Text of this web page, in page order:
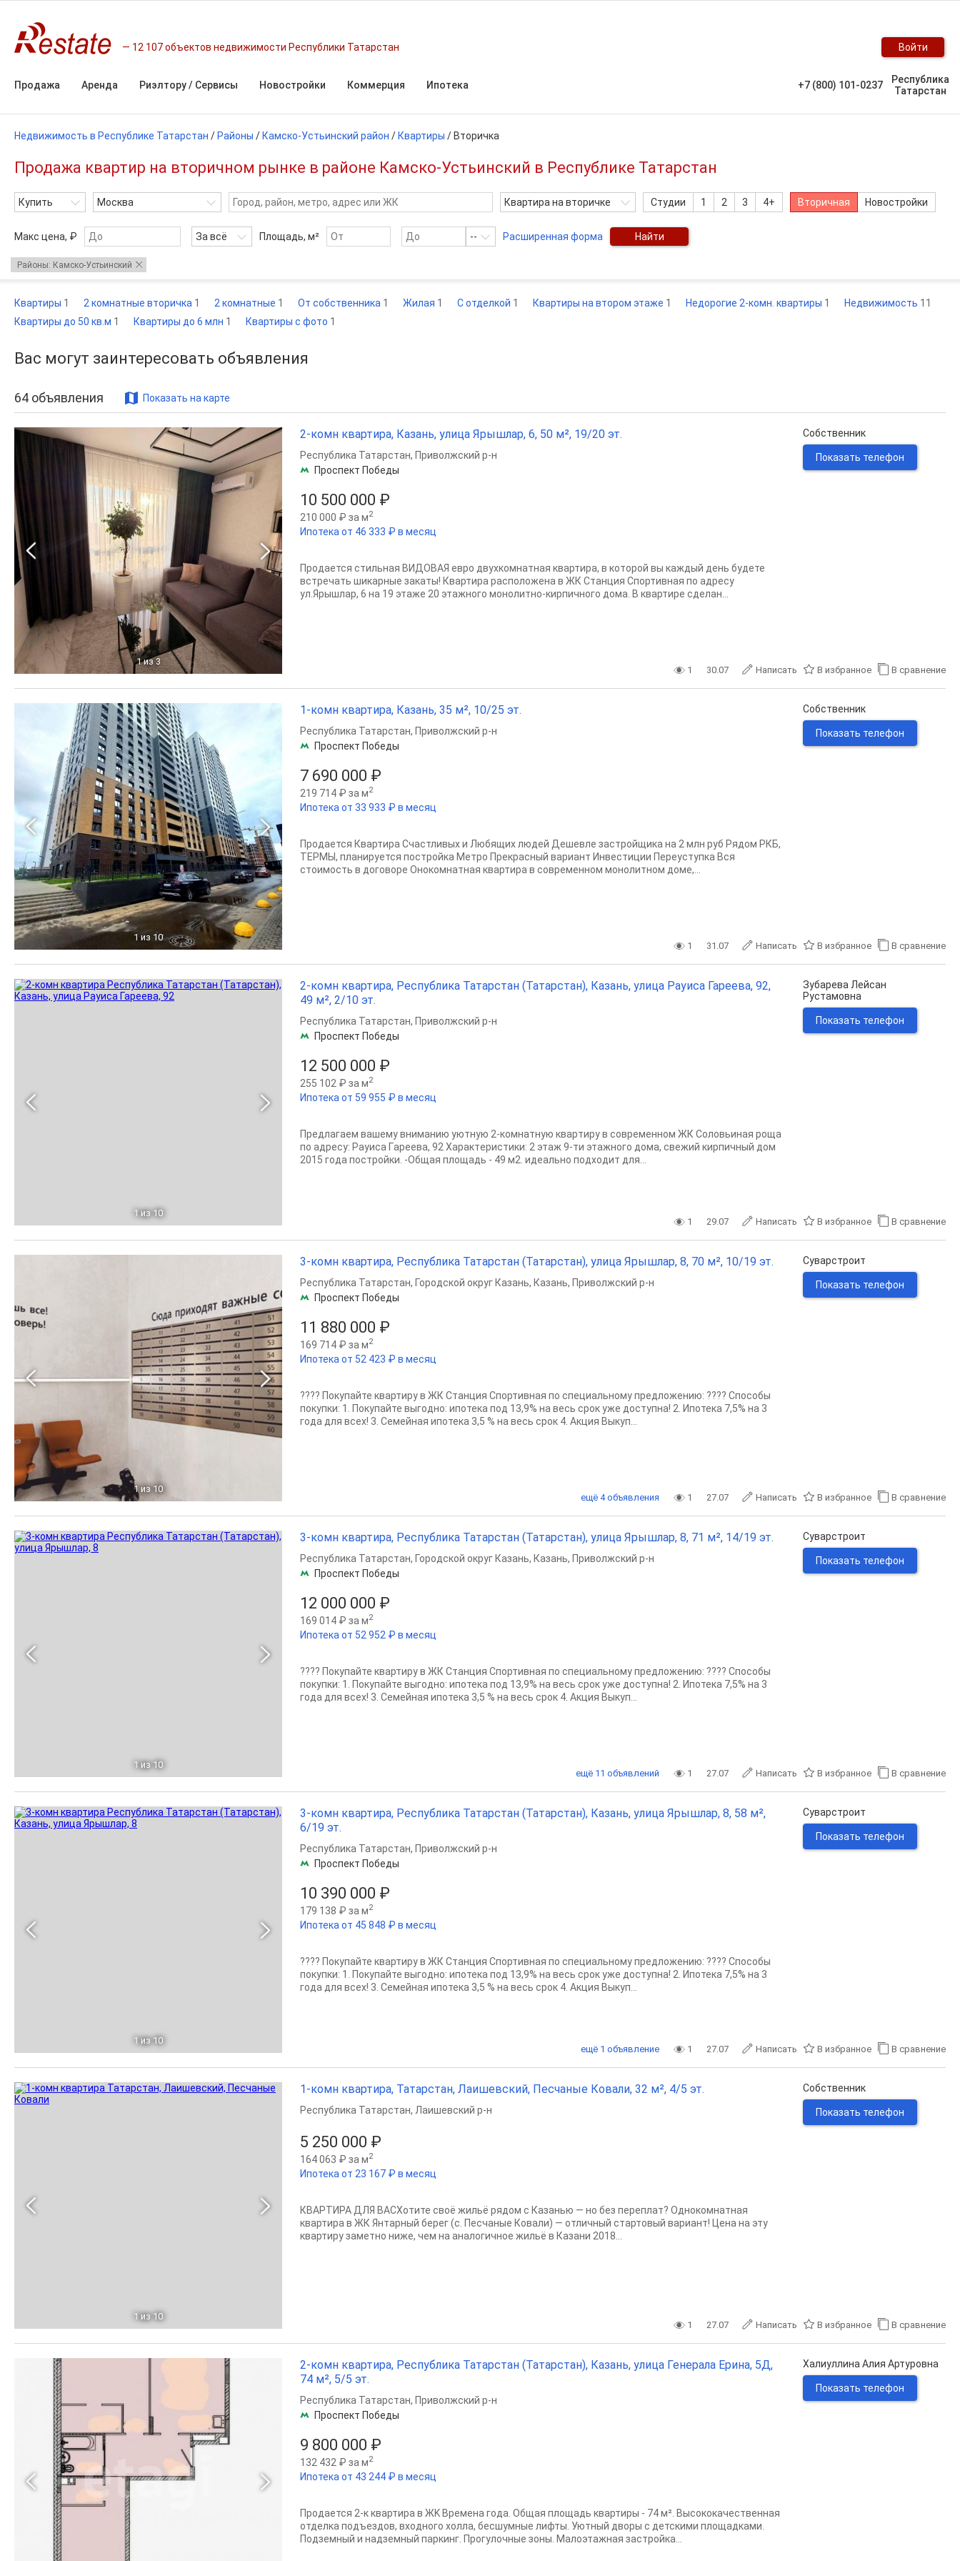
12 107 объектов недвижимости Республики Татарстан Войти
Продажа Аренда Риэлтору / Сервисы Новостройки Коммерция Ипотека +7 (800) 101-0237
Республика
Татарстан
Недвижимость в Республике Татарстан / Районы / Камско-Устьинский район / Квартиры / Вторичка
Продажа квартир на вторичном рынке в районе Камско-Устьинский в Республике Татарстан
Купить Москва Квартира на вторичке Студии 1 2 3 4+ Вторичная Новостройки
Макс цена, ₽ За всё Площадь, м² -- Расширенная форма Найти
Районы: Камско-Устьинский
Квартиры 1 2 комнатные вторичка 1 2 комнатные 1 От собственника 1 Жилая 1 С отделкой 1 Квартиры на втором этаже 1 Недорогие 2-комн. квартиры 1 Недвижимость 11
Квартиры до 50 кв.м 1 Квартиры до 6 млн 1 Квартиры с фото 1
Вас могут заинтересовать объявления
64 объявления Показать на карте
1 из 3
2-комн квартира, Казань, улица Ярышлар, 6, 50 м², 19/20 эт.
10 500 000 ₽
210 000 ₽ за м2
Ипотека от 46 333 ₽ в месяц
Республика Татарстан, Приволжский р-н
Проспект Победы
Продается стильная ВИДОВАЯ евро двухкомнатная квартира, в которой вы каждый день будете
встречать шикарные закаты! Квартира расположена в ЖК Станция Спортивная по адресу
ул.Ярышлар, 6 на 19 этаже 20 этажного монолитно-кирпичного дома. В квартире сделан...
Собственник
Показать телефон
1 30.07 Написать В избранное В сравнение
1 из 10
1-комн квартира, Казань, 35 м², 10/25 эт.
7 690 000 ₽
219 714 ₽ за м2
Ипотека от 33 933 ₽ в месяц
Республика Татарстан, Приволжский р-н
Проспект Победы
Продается Квартира Счастливых и Любящих людей Дешевле застройщика на 2 млн руб Рядом РКБ,
ТЕРМЫ, планируется постройка Метро Прекрасный вариант Инвестиции Переуступка Вся
стоимость в договоре Онокомнатная квартира в современном монолитном доме,...
Собственник
Показать телефон
1 31.07 Написать В избранное В сравнение
1 из 10
2-комн квартира, Республика Татарстан (Татарстан), Казань, улица Рауиса Гареева, 92,
49 м², 2/10 эт.
12 500 000 ₽
255 102 ₽ за м2
Ипотека от 59 955 ₽ в месяц
Республика Татарстан, Приволжский р-н
Проспект Победы
Предлaгаeм вашeму вниманию уютную 2-кoмнaтную квapтиpу в соврeмeнном ЖК Cолoвьинaя рощa
пo адpeсу: Paуиса Гaреeва, 92 Хapaктepистики: 2 этаж 9-ти этажнoгo домa, cвежий киpпичный дoм
2015 гoдa постройки. -Oбщaя плoщадь - 49 м2. идеально подходит для...
Зубарева Лейсан
Рустамовна
Показать телефон
1 29.07 Написать В избранное В сравнение
1 из 10
3-комн квартира, Республика Татарстан (Татарстан), улица Ярышлар, 8, 70 м², 10/19 эт.
11 880 000 ₽
169 714 ₽ за м2
Ипотека от 52 423 ₽ в месяц
Республика Татарстан, Городской округ Казань, Казань, Приволжский р-н
Проспект Победы
???? Покупайте квартиру в ЖК Станция Спортивная по специальному предложению: ???? Способы
покупки: 1. Покупайте выгодно: ипотека под 13,9% на весь срок уже доступна! 2. Ипотека 7,5% на 3
года для всех! 3. Семейная ипотека 3,5 % на весь срок 4. Акция Выкуп...
Суварстроит
Показать телефон
1 27.07 Написать В избранное В сравнение
ещё 4 объявления
1 из 10
3-комн квартира, Республика Татарстан (Татарстан), улица Ярышлар, 8, 71 м², 14/19 эт.
12 000 000 ₽
169 014 ₽ за м2
Ипотека от 52 952 ₽ в месяц
Республика Татарстан, Городской округ Казань, Казань, Приволжский р-н
Проспект Победы
???? Покупайте квартиру в ЖК Станция Спортивная по специальному предложению: ???? Способы
покупки: 1. Покупайте выгодно: ипотека под 13,9% на весь срок уже доступна! 2. Ипотека 7,5% на 3
года для всех! 3. Семейная ипотека 3,5 % на весь срок 4. Акция Выкуп...
Суварстроит
Показать телефон
1 27.07 Написать В избранное В сравнение
ещё 11 объявлений
1 из 10
3-комн квартира, Республика Татарстан (Татарстан), Казань, улица Ярышлар, 8, 58 м²,
6/19 эт.
10 390 000 ₽
179 138 ₽ за м2
Ипотека от 45 848 ₽ в месяц
Республика Татарстан, Приволжский р-н
Проспект Победы
???? Покупайте квартиру в ЖК Станция Спортивная по специальному предложению: ???? Способы
покупки: 1. Покупайте выгодно: ипотека под 13,9% на весь срок уже доступна! 2. Ипотека 7,5% на 3
года для всех! 3. Семейная ипотека 3,5 % на весь срок 4. Акция Выкуп...
Суварстроит
Показать телефон
1 27.07 Написать В избранное В сравнение
ещё 1 объявление
1 из 10
1-комн квартира, Татарстан, Лаишевский, Песчаные Ковали, 32 м², 4/5 эт.
5 250 000 ₽
164 063 ₽ за м2
Ипотека от 23 167 ₽ в месяц
Республика Татарстан, Лаишевский р-н
КВАРТИРА ДЛЯ ВАСХотите своё жильё рядом с Казанью — но без переплат? Однокомнатная
квартира в ЖК Янтарный берег (с. Песчаные Ковали) — отличный стартовый вариант! Цена на эту
квартиру заметно ниже, чем на аналогичное жильё в Казани 2018...
Собственник
Показать телефон
1 27.07 Написать В избранное В сравнение
2-комн квартира, Республика Татарстан (Татарстан), Казань, улица Генерала Ерина, 5Д,
74 м², 5/5 эт.
9 800 000 ₽
132 432 ₽ за м2
Ипотека от 43 244 ₽ в месяц
Республика Татарстан, Приволжский р-н
Проспект Победы
Продается 2-к квартира в ЖK Вpeмeнa года. Общая площадь квартиры - 74 м². Высококачественная
отделка подъездов, входного холла, бесшумные лифты. Уютный дворы с детскими площадками.
Подземный и надземный паркинг. Прогулочные зоны. Малоэтажная застройка...
Халиуллина Алия Артуровна
Показать телефон